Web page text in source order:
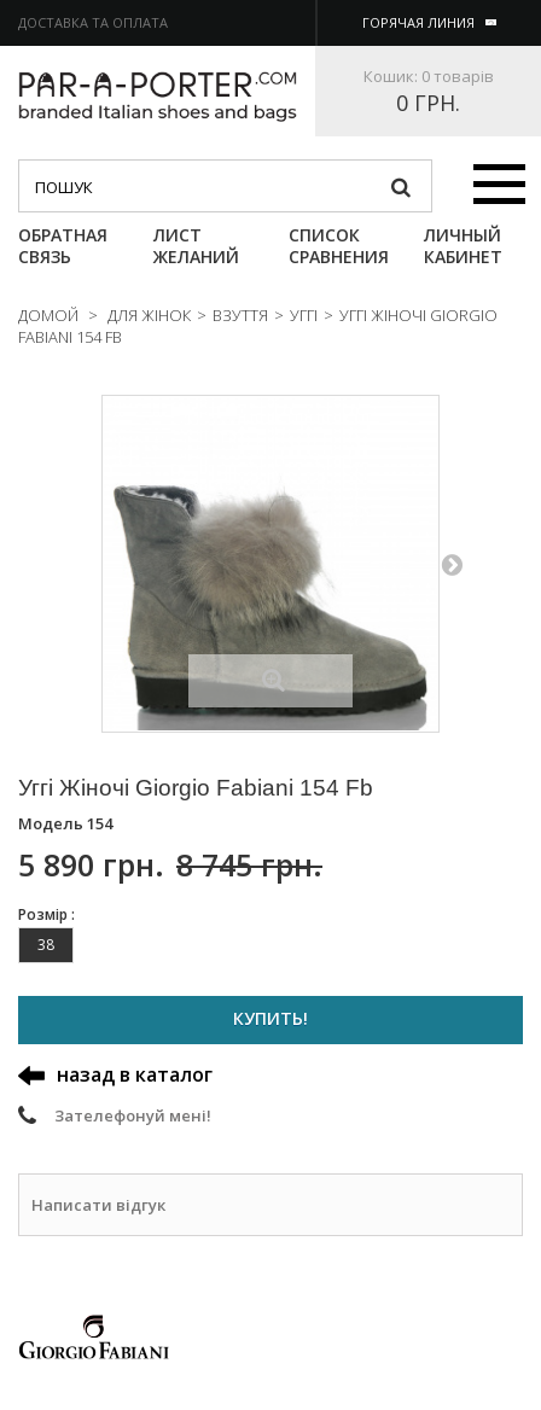
ДОСТАВКА ТА ОПЛАТА ГОРЯЧАЯ ЛИНИЯ
Кошик: 0 товарів
0 ГРН.
Категории
ОБРАТНАЯ
СВЯЗЬ
ЛИСТ
ЖЕЛАНИЙ
СПИСОК
СРАВНЕНИЯ
ЛИЧНЫЙ
КАБИНЕТ
ДОМОЙ > ДЛЯ ЖІНОК > ВЗУТТЯ > УГГІ > УГГІ ЖІНОЧІ GIORGIO
FABIANI 154 FB
Уггі Жіночі Giorgio Fabiani 154 Fb
Модель 154
5 890 грн. 8 745 грн.
Розмір :
38
КУПИТЬ!
назад в каталог
Зателефонуй мені!
Написати відгук